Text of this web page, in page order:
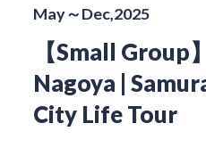
May～Dec,2025
【Small Group
Nagoya |
City Life Tour